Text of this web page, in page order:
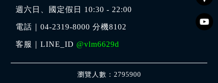
週六日、國定假日 10:30 - 22:00
電話｜04-2319-8000 分機8102
客服｜LINE_ID @vlm6629d
瀏覽人數：2795900